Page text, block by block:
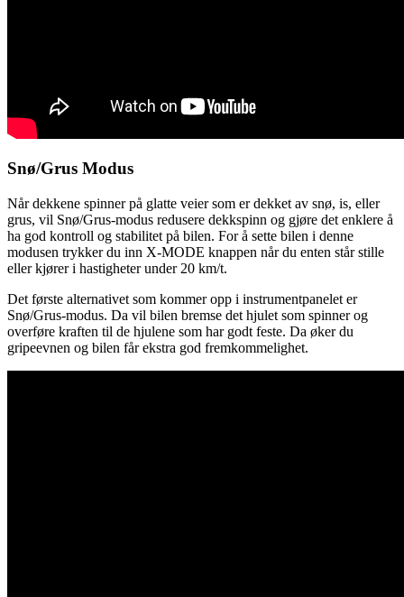
Snø/Grus Modus
Når dekkene spinner på glatte veier som er dekket av snø, is, eller
grus, vil Snø/Grus-modus redusere dekkspinn og gjøre det enklere å
ha god kontroll og stabilitet på bilen. For å sette bilen i denne
modusen trykker du inn X-MODE knappen når du enten står stille
eller kjører i hastigheter under 20 km/t.
Det første alternativet som kommer opp i instrumentpanelet er
Snø/Grus-modus. Da vil bilen bremse det hjulet som spinner og
overføre kraften til de hjulene som har godt feste. Da øker du
gripeevnen og bilen får ekstra god fremkommelighet.